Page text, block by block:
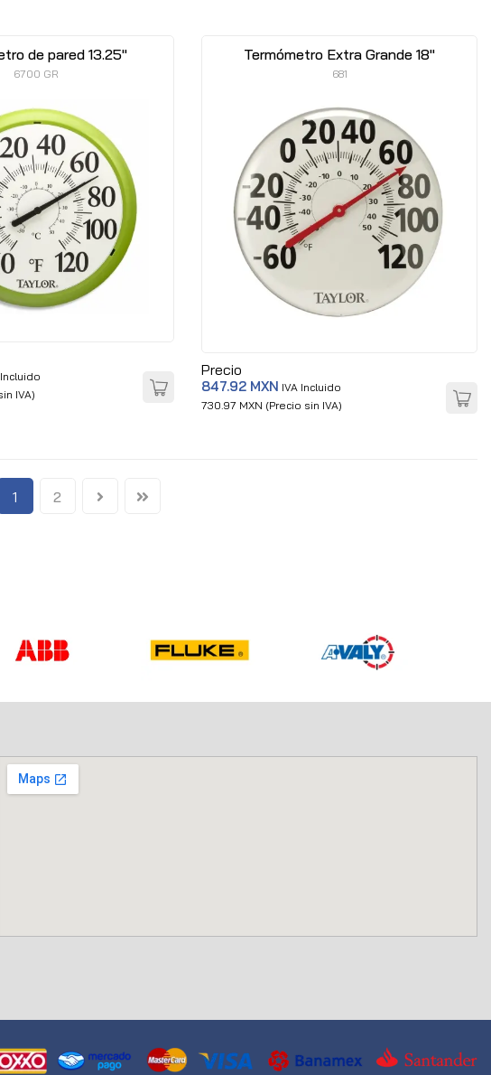
de pared 13.25"
6700 GR
Incluido
IVA)
Termómetro Extra Grande 18"
681
Precio
847.92 MXN IVA Incluido
730.97 MXN (Precio sin IVA)
1 2